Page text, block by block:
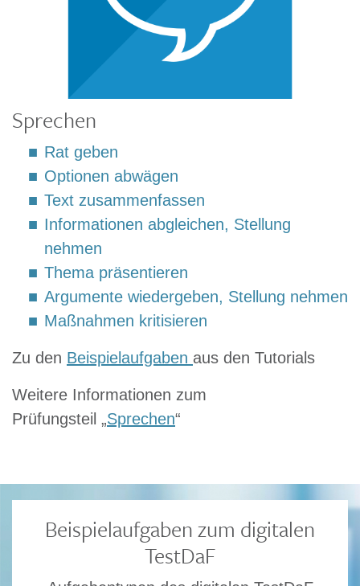
Sprechen
Rat geben
Optionen abwägen
Text zusammenfassen
Informationen abgleichen, Stellung
nehmen
Thema präsentieren
Argumente wiedergeben, Stellung nehmen
Maßnahmen kritisieren
Zu den Beispielaufgaben aus den Tutorials
Weitere Informationen zum
Prüfungsteil „Sprechen“
Beispielaufgaben zum digitalen
TestDaF